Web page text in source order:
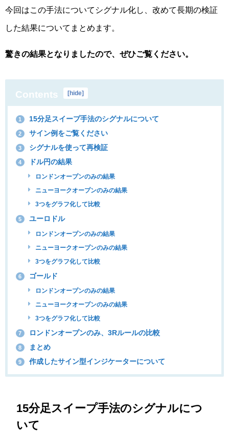
今回はこの手法についてシグナル化し、改めて長期の検証
した結果についてまとめます。
驚きの結果となりましたので、ぜひご覧ください。
Contents hide
1 15分足スイープ手法のシグナルについて
2 サイン例をご覧ください
3 シグナルを使って再検証
4 ドル円の結果
ロンドンオープンのみの結果
ニューヨークオープンのみの結果
3つをグラフ化して比較
5 ユーロドル
ロンドンオープンのみの結果
ニューヨークオープンのみの結果
3つをグラフ化して比較
6 ゴールド
ロンドンオープンのみの結果
ニューヨークオープンのみの結果
3つをグラフ化して比較
7 ロンドンオープンのみ、3Rルールの比較
8 まとめ
9 作成したサイン型インジケーターについて
15分足スイープ手法のシグナルにつ
いて